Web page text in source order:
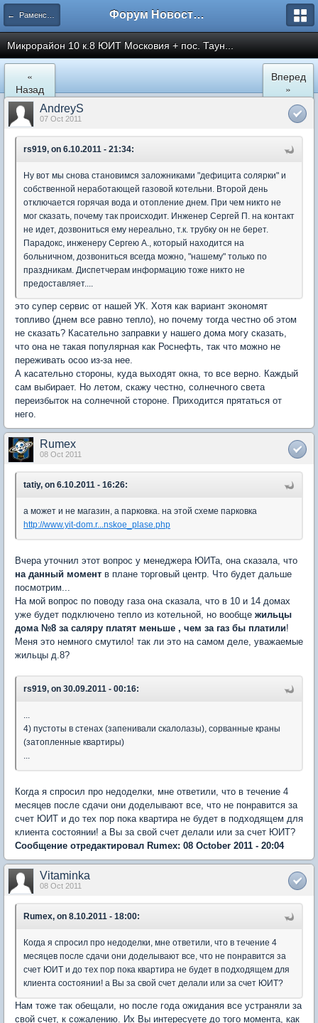
← Раменское Форум Новостройки
Микрорайон 10 к.8 ЮИТ Московия + пос. Таун...
«
Назад
Вперед
»
AndreyS
07 Oct 2011
rs919, on 6.10.2011 - 21:34:
Ну вот мы снова становимся заложниками "дефицита солярки" и
собственной неработающей газовой котельни. Второй день
отключается горячая вода и отопление днем. При чем никто не
мог сказать, почему так происходит. Инженер Сергей П. на контакт
не идет, дозвониться ему нереально, т.к. трубку он не берет.
Парадокс, инженеру Сергею А., который находится на
больничном, дозвониться всегда можно, "нашему" только по
праздникам. Диспетчерам информацию тоже никто не
предоставляет....
это супер сервис от нашей УК. Хотя как вариант экономят
топливо (днем все равно тепло), но почему тогда честно об этом
не сказать? Касательно заправки у нашего дома могу сказать,
что она не такая популярная как Роснефть, так что можно не
переживать осоо из-за нее.
А касательно стороны, куда выходят окна, то все верно. Каждый
сам выбирает. Но летом, скажу честно, солнечного света
переизбыток на солнечной стороне. Приходится прятаться от
него.
Rumex
08 Oct 2011
tatiy, on 6.10.2011 - 16:26:
а может и не магазин, а парковка. на этой схеме парковка
http://www.yit-dom.r...nskoe_plase.php
Вчера уточнил этот вопрос у менеджера ЮИТа, она сказала, что
на данный момент в плане торговый центр. Что будет дальше
посмотрим...
На мой вопрос по поводу газа она сказала, что в 10 и 14 домах
уже будет подключено тепло из котельной, но вообще жильцы
дома №8 за саляру платят меньше , чем за газ бы платили!
Меня это немного смутило! так ли это на самом деле, уважаемые
жильцы д.8?
rs919, on 30.09.2011 - 00:16:
...
4) пустоты в стенах (запенивали скалолазы), сорванные краны
(затопленные квартиры)
...
Когда я спросил про недоделки, мне ответили, что в течение 4
месяцев после сдачи они доделывают все, что не понравится за
счет ЮИТ и до тех пор пока квартира не будет в подходящем для
клиента состоянии! а Вы за свой счет делали или за счет ЮИТ?
Сообщение отредактировал Rumex: 08 October 2011 - 20:04
Vitaminka
08 Oct 2011
Rumex, on 8.10.2011 - 18:00:
Когда я спросил про недоделки, мне ответили, что в течение 4
месяцев после сдачи они доделывают все, что не понравится за
счет ЮИТ и до тех пор пока квартира не будет в подходящем для
клиента состоянии! а Вы за свой счет делали или за счет ЮИТ?
Нам тоже так обещали, но после года ожидания все устраняли за
свой счет, к сожалению. Их Вы интересуете до того момента, как